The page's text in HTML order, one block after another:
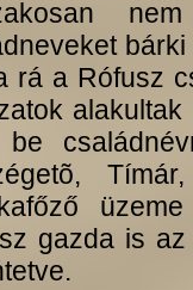
rá a Rófusz
gazda is